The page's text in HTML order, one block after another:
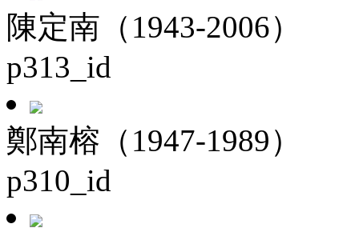
陳定南（1943-2006）
p313_id
鄭南榕（1947-1989）
p310_id